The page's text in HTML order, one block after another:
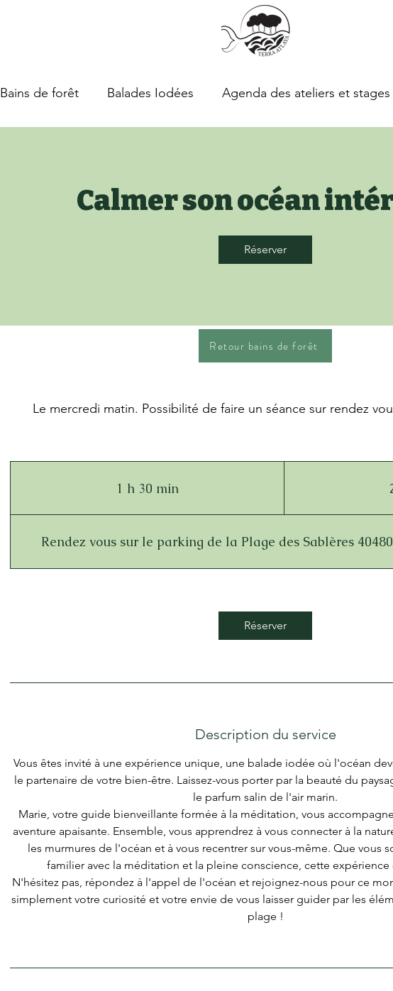
Bains de forêt Balades Iodées Agenda des ateliers et stages
Calmer son océan
Réserver
Le mercredi matin. Possibilité de faire un séance sur rendez
1 h 30 min1
m
i
Rendez vous sur le parking de la Plage des Sablères
Réserver
Description du service
Vous êtes invité à une expérience unique, une balade iodée où l'océan
le partenaire de votre bien-être. Laissez-vous porter par la beauté du
le parfum salin de l'air marin.
Marie, votre guide bienveillante formée à la méditation, vous
aventure apaisante. Ensemble, vous apprendrez à vous connecter à la
les murmures de l'océan et à vous recentrer sur vous-même. Que vous
familier avec la méditation et la pleine conscience, cette expérience
N'hésitez pas, répondez à l'appel de l'océan et rejoignez-nous pour ce
simplement votre curiosité et votre envie de vous laisser guider par les
Retour bains de forêt